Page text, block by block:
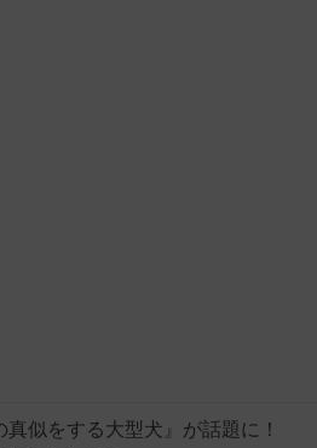
真似をする大型犬』が話題に！